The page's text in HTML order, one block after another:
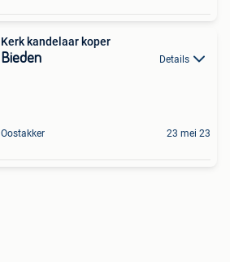
Kerk kandelaar koper
Bieden Details
Oostakker 23 mei 23